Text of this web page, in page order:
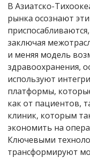
В Азиатско-
рынка осознают
заключая
и меняя модель
здравоохранения,
используют
платформы,
как от пациентов,
клиник, которым
экономить на
Ключевыми
трансформируют